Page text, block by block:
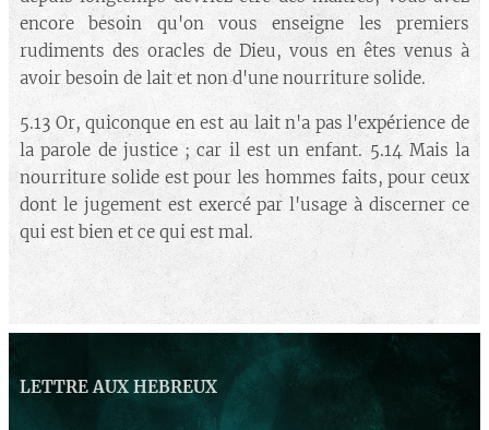
encore besoin qu'on vous enseigne les premiers
rudiments des oracles de Dieu, vous en êtes venus à
avoir besoin de lait et non d'une nourriture solide.
5.13 Or, quiconque en est au lait n'a pas l'expérience de
la parole de justice ; car il est un enfant. 5.14 Mais la
nourriture solide est pour les hommes faits, pour ceux
dont le jugement est exercé par l'usage à discerner ce
qui est bien et ce qui est mal.
LETTRE AUX HEBREUX